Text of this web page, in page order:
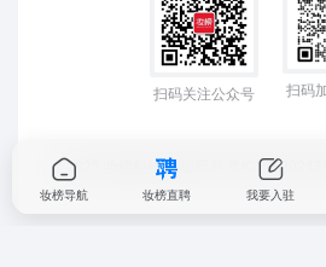
扫码关注公众号 扫码
©2025 妆榜科技 版权所有 粤ICP备
妆榜导航 妆榜直聘 我要入驻